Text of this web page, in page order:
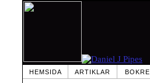
HEMSIDA ARTIKLAR